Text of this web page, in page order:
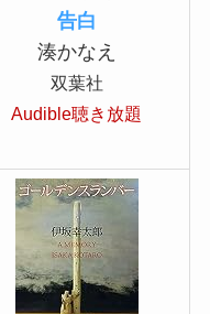
告白
湊かなえ
双葉社
Audible聴き放題